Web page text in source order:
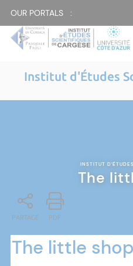
OUR PORTALS :
Institut d'Études
INSTITUT
The
PARTAGE PDF
The little shop